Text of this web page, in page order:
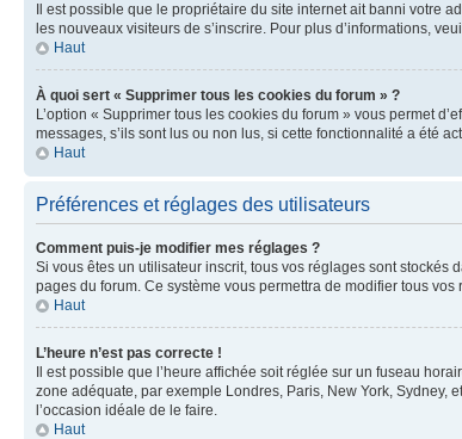
Il est possible que le propriétaire du site internet ait banni votre
les nouveaux visiteurs de s’inscrire. Pour plus d’informations,
Haut
À quoi sert « Supprimer tous les cookies du forum » ?
L’option « Supprimer tous les cookies du forum » vous permet
messages, s’ils sont lus ou non lus, si cette fonctionnalité a été
Haut
Préférences et réglages des utilisateurs
Comment puis-je modifier mes réglages ?
Si vous êtes un utilisateur inscrit, tous vos réglages sont
pages du forum. Ce système vous permettra de modifier tous
Haut
L’heure n’est pas correcte !
Il est possible que l’heure affichée soit réglée sur un fuseau
zone adéquate, par exemple Londres, Paris, New York, Sydney,
l’occasion idéale de le faire.
Haut